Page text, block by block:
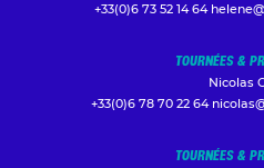
+33(0)6 73 52 14 64
TOURNÉES &
Nicolas
+33(0)6 78 70 22 64
TOURNÉES &